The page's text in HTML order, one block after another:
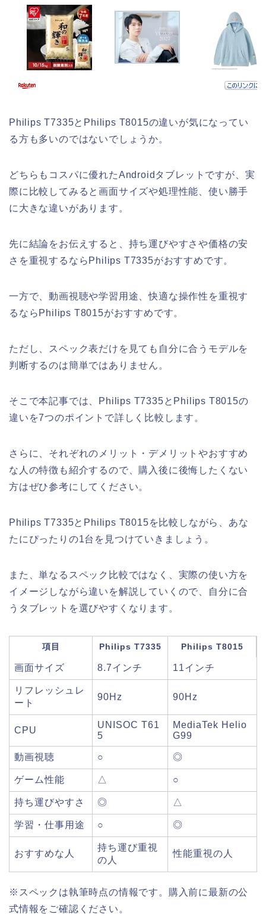
Philips T7335とPhilips T8015の違いが気になってい
る方も多いのではないでしょうか。
どちらもコスパに優れたAndroidタブレットですが、実
際に比較してみると画面サイズや処理性能、使い勝手
に大きな違いがあります。
先に結論をお伝えすると、持ち運びやすさや価格の安
さを重視するならPhilips T7335がおすすめです。
一方で、動画視聴や学習用途、快適な操作性を重視す
るならPhilips T8015がおすすめです。
ただし、スペック表だけを見ても自分に合うモデルを
判断するのは簡単ではありません。
そこで本記事では、Philips T7335とPhilips T8015の
違いを7つのポイントで詳しく比較します。
さらに、それぞれのメリット・デメリットやおすすめ
な人の特徴も紹介するので、購入後に後悔したくない
方はぜひ参考にしてください。
Philips T7335とPhilips T8015を比較しながら、あな
たにぴったりの1台を見つけていきましょう。
また、単なるスペック比較ではなく、実際の使い方を
イメージしながら違いを解説していくので、自分に合
うタブレットを選びやすくなります。
項目 Philips T7335 Philips T8015
画面サイズ 8.7インチ 11インチ
リフレッシュレ
ート
90Hz 90Hz
CPU
UNISOC T61
5
MediaTek Helio
G99
動画視聴 ○ ◎
ゲーム性能 △ ○
持ち運びやすさ ◎ △
学習・仕事用途 ○ ◎
おすすめな人
持ち運び重視
の人
性能重視の人
※スペックは執筆時点の情報です。購入前に最新の公
式情報をご確認ください。